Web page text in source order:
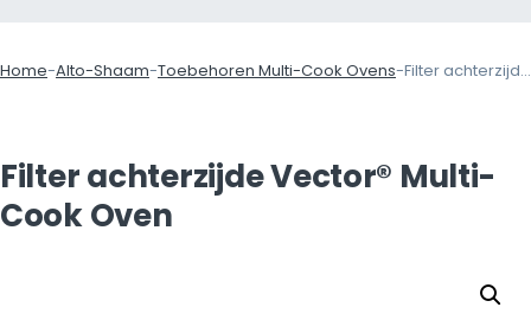
Home-Alto-Shaam-Toebehoren Multi-Cook Ovens-Filter achterzijde Vector® Multi-Cook Oven
Filter achterzijde Vector® Multi-
Cook Oven